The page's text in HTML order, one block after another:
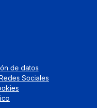
de datos
Sociales